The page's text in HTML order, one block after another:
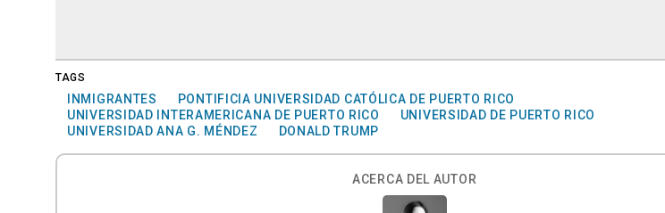
TAGS
INMIGRANTES
PONTIFICIA UNIVERSIDAD CATÓLICA DE PUERTO RICO
UNIVERSIDAD INTERAMERICANA DE PUERTO RICO
UNIVERSIDAD DE PUERTO RICO
UNIVERSIDAD ANA G. MÉNDEZ
DONALD TRUMP
ACERCA DEL AUTOR